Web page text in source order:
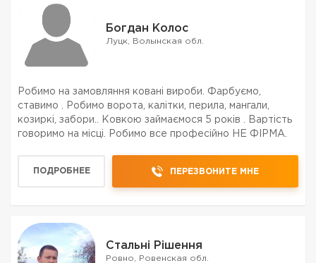
Богдан Колос
Луцк, Волынская обл.
Робимо на замовляння ковані вироби. Фарбуємо,
ставимо . Робимо ворота, калітки, перила, мангали,
козиркі, забори.. Ковкою займаємося 5 років . Вартість
говоримо на місці. Робимо все професійно НЕ ФІРМА.
ПОДРОБНЕЕ ПЕРЕЗВОНИТЕ МНЕ
Стальні Рішення
Ровно, Ровенская обл.